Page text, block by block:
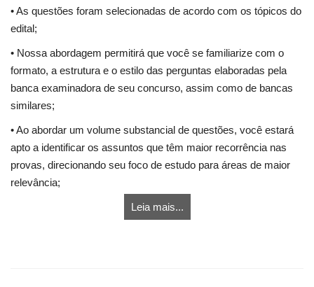
• As questões foram selecionadas de acordo com os tópicos do
edital;
• Nossa abordagem permitirá que você se familiarize com o
formato, a estrutura e o estilo das perguntas elaboradas pela
banca examinadora de seu concurso, assim como de bancas
similares;
• Ao abordar um volume substancial de questões, você estará
apto a identificar os assuntos que têm maior recorrência nas
provas, direcionando seu foco de estudo para áreas de maior
relevância;
Leia mais...